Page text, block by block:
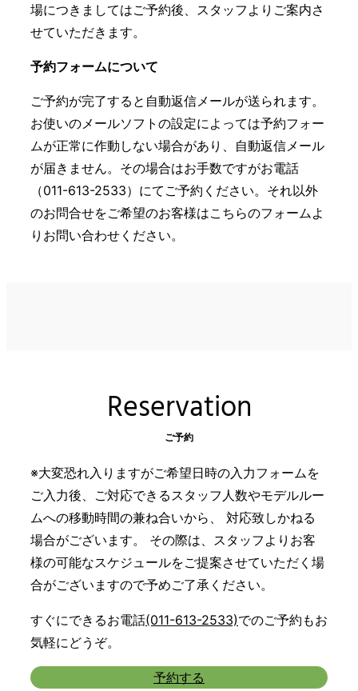
場につきましてはご予約後、スタッフよりご案内さ
せていただきます。
予約フォームについて
ご予約が完了すると自動返信メールが送られます。
お使いのメールソフトの設定によっては予約フォー
ムが正常に作動しない場合があり、自動返信メール
が届きません。その場合はお手数ですがお電話
（011-613-2533）にてご予約ください。それ以外
のお問合せをご希望のお客様はこちらのフォームよ
りお問い合わせください。
Reservation
ご予約
※大変恐れ入りますがご希望日時の入力フォームを
ご入力後、ご対応できるスタッフ人数やモデルルー
ムへの移動時間の兼ね合いから、 対応致しかねる
場合がございます。 その際は、スタッフよりお客
様の可能なスケジュールをご提案させていただく場
合がございますので予めご了承ください。
すぐにできるお電話(011-613-2533)でのご予約もお
気軽にどうぞ。
予約する